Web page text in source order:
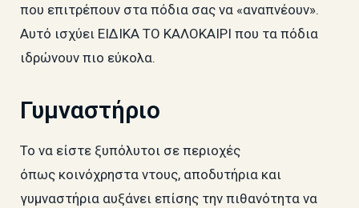
που επιτρέπουν στα πόδια σας να «αναπνέουν».
Αυτό ισχύει ΕΙΔΙΚΑ ΤΟ ΚΑΛΟΚΑΙΡΙ που τα πόδια
ιδρώνουν πιο εύκολα.
Γυμναστήριο
Το να είστε ξυπόλυτοι σε περιοχές
όπως κοινόχρηστα ντους, αποδυτήρια και
γυμναστήρια αυξάνει επίσης την πιθανότητα να